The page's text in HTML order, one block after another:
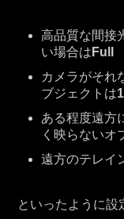
高品質な間接
い場合は Full
カメラがそれ
ブジェクトは
ある程度遠方
く映らないオ
遠方のテレイ
といったように設